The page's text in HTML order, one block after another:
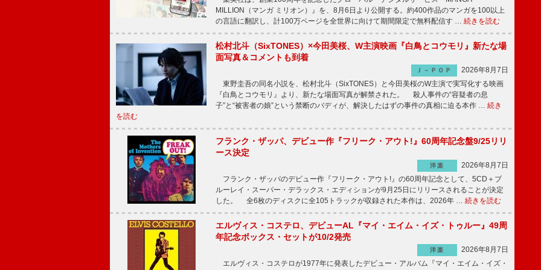
MILLION（マンガ ミリオン）』を、8月6日より公開する。約400作品のマンガを100以上
の言語に翻訳し、計100万ページを全世界に向けて期間限定で無料配信す … 続きを読む
松村北斗（SixTONES）×今田美桜、W主演映画『白鳥とコウモリ』新たな場
面写真＆コメントも到着
Ｊ－ＰＯＰ
2026年8月7日
東野圭吾の同名小説を、松村北斗（SixTONES）と今田美桜のW主演で実写化する映画
『白鳥とコウモリ』より、新たな場面写真が解禁された。 殺人事件の“容疑者の息
子”と“被害者の娘”という禁断のバディが、解決したはずの事件の真相に迫る本作 … 続き
を読む
フランク・ザッパ、デビュー作『フリーク・アウト!』60周年記念盤9/25リリ
ース決定
洋楽
2026年8月7日
フランク・ザッパのデビュー作『フリーク・アウト!』の60周年記念として、5CD＋ブ
ルーレイ・スーパー・デラックス・エディションが9月25日にリリースされることが決定
した。 全6枚のディスクに全105トラックが収録された本作は、2026年 … 続きを読む
エルヴィス・コステロ、デビューAL『マイ・エイム・イズ・トゥルー』49周
年記念ボックス・セットが10/2発売
洋楽
2026年8月7日
エルヴィス・コステロが1977年に発表したデビュー・アルバム『マイ・エイム・イズ・